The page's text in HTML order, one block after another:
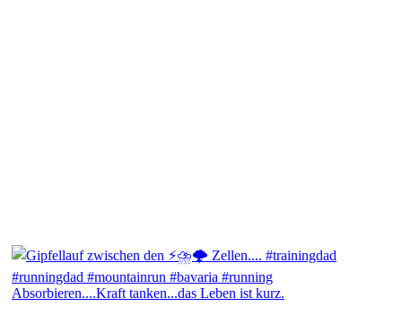
Absorbieren....Kraft tanken...das Leben ist kurz.